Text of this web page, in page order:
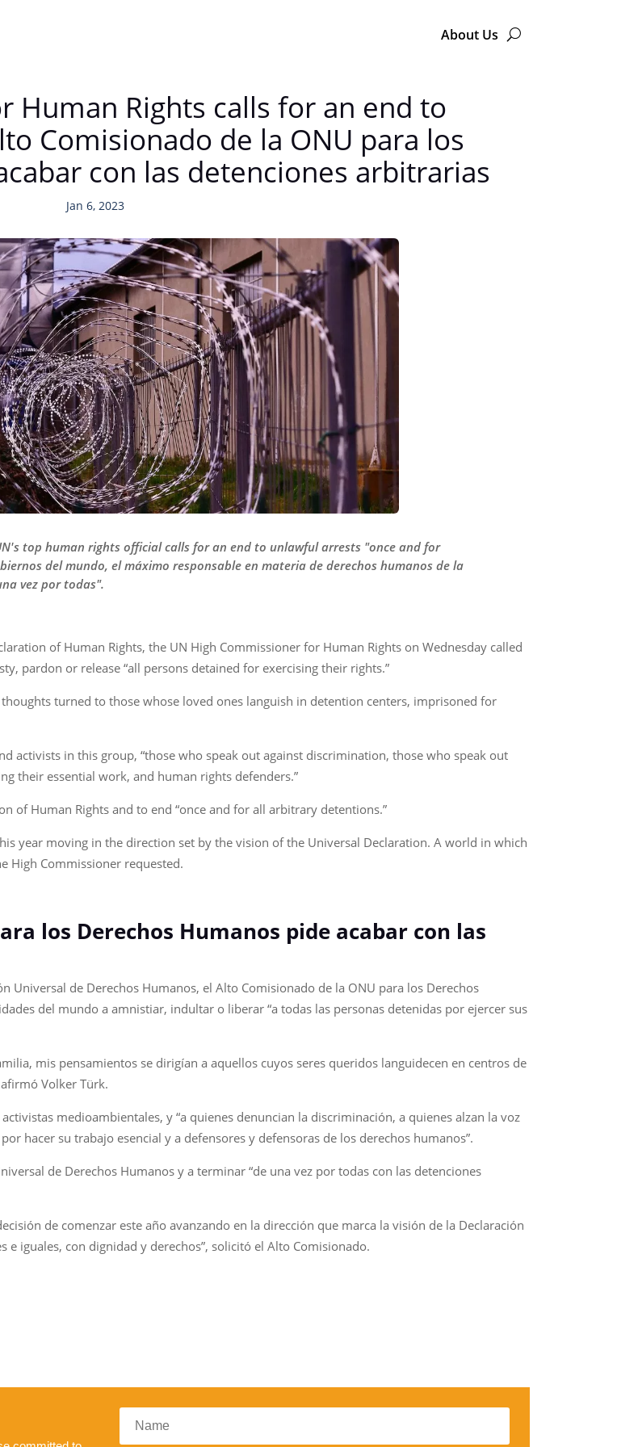
About Us
Human Rights calls for an end to
Comisionado de la ONU para los
con las detenciones arbitrarias
Jan 6, 2023
top human rights official calls for an end to unlawful arrests "once and for
del mundo, el máximo responsable en materia de derechos humanos de la
vez por todas".
of Human Rights, the UN High Commissioner for Human Rights on Wednesday called
pardon or release “all persons detained for exercising their rights.”
turned to those whose loved ones languish in detention centers, imprisoned for
activists in this group, “those who speak out against discrimination, those who speak out
their essential work, and human rights defenders.”
of Human Rights and to end “once and for all arbitrary detentions.”
year moving in the direction set by the vision of the Universal Declaration. A world in which
High Commissioner requested.
los Derechos Humanos pide acabar con las
Universal de Derechos Humanos, el Alto Comisionado de la ONU para los Derechos
del mundo a amnistiar, indultar o liberar “a todas las personas detenidas por ejercer sus
mis pensamientos se dirigían a aquellos cuyos seres queridos languidecen en centros de
Volker Türk.
medioambientales, y “a quienes denuncian la discriminación, a quienes alzan la voz
hacer su trabajo esencial y a defensores y defensoras de los derechos humanos”.
de Derechos Humanos y a terminar “de una vez por todas con las detenciones
de comenzar este año avanzando en la dirección que marca la visión de la Declaración
iguales, con dignidad y derechos”, solicitó el Alto Comisionado.